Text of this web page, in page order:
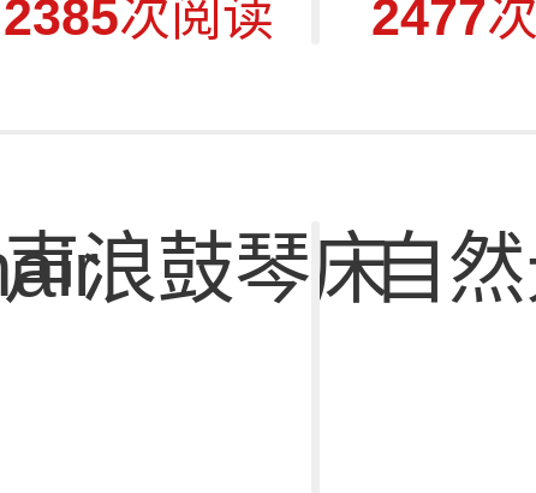
2385次阅读 2477
声浪鼓琴床自